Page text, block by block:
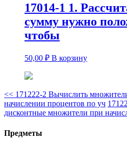
17014-1 1.
сумму нужно
чтобы
50,00 ₽ В корзину
<< 171222-2 Вычислить
начислении процентов по уч
дисконтные множители при
Предметы